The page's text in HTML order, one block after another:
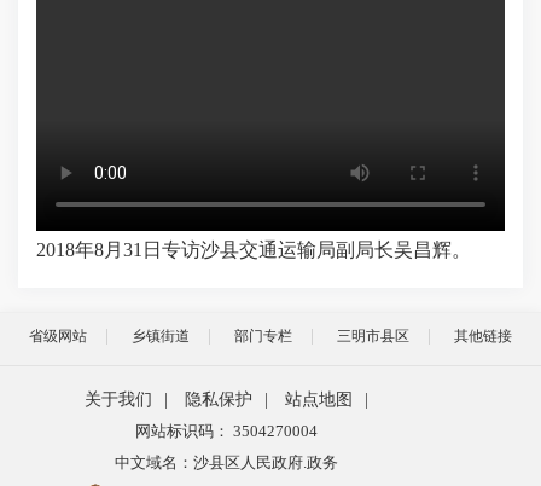
2018年8月31日专访沙县交通运输局副局长吴昌辉。
省级网站 乡镇街道 部门专栏 三明市县区 其他链接
关于我们 隐私保护 站点地图
网站标识码： 3504270004
中文域名：沙县区人民政府.政务